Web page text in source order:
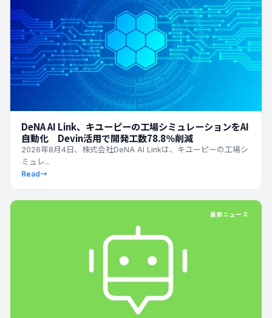
DeNA AI Link、キユーピーの工場シミュレーションをAI
自動化 Devin活用で開発工数78.8％削減
2026年8月4日、株式会社DeNA AI Linkは、キユーピーの工場シ
ミュレ...
Read→
最新ニュース